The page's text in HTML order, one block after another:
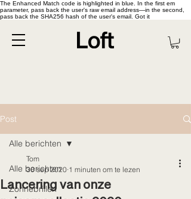
The Enhanced Match code is highlighted in blue. In the first em
parameter, pass back the user's raw email address—in the second,
pass back the SHA256 hash of the user's email. Got it
Post
Alle berichten
Zonnebrillen
Alle berichten
Lancering van onze
Tom
30 sep 2020 1 minuten om te lezen